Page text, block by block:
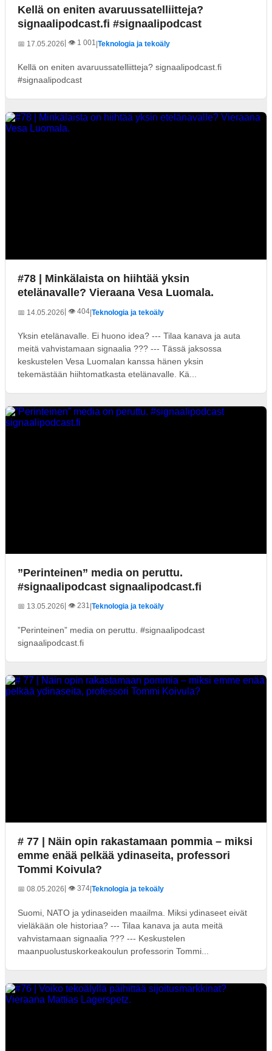
Kellä on eniten avaruussatelliitteja?
signaalipodcast.fi #signaalipodcast
📅 17.05.2026 | 👁️ 1 001|Teknologia ja tekoäly
Kellä on eniten avaruussatelliitteja? signaalipodcast.fi
#signaalipodcast
#78 | Minkälaista on hiihtää yksin
etelänavalle? Vieraana Vesa Luomala.
📅 14.05.2026 | 👁️ 404|Teknologia ja tekoäly
Yksin etelänavalle. Ei huono idea? --- Tilaa kanava ja auta
meitä vahvistamaan signaalia ??? --- Tässä jaksossa
keskustelen Vesa Luomalan kanssa hänen yksin
tekemästään hiihtomatkasta etelänavalle. Kä...
”Perinteinen” media on peruttu.
#signaalipodcast signaalipodcast.fi
📅 13.05.2026| 👁️ 231 Teknologia ja tekoäly
”Perinteinen” media on peruttu. #signaalipodcast
signaalipodcast.fi
# 77 | Näin opin rakastamaan pommia – miksi
emme enää pelkää ydinaseita, professori
Tommi Koivula?
📅 08.05.2026| 👁️ 374 Teknologia ja tekoäly
Suomi, NATO ja ydinaseiden maailma. Miksi ydinaseet eivät
vieläkään ole historiaa? --- Tilaa kanava ja auta meitä
vahvistamaan signaalia ??? --- Keskustelen
maanpuolustuskorkeakoulun professorin Tommi...